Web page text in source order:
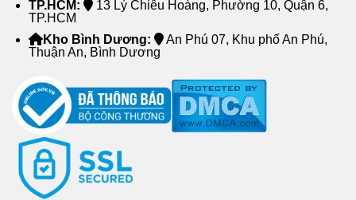
TP.HCM:
13 Lý Chiêu Hoàng, Phường 10, Quận 6,
TP.HCM
Kho Bình Dương:
An Phú 07, Khu phố An Phú,
Thuận An, Bình Dương